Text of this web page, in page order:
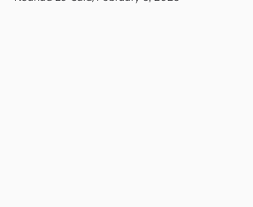
Autorisations et limites